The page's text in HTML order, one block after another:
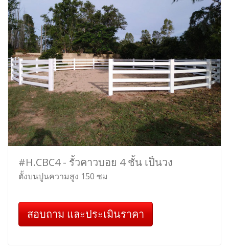
#H.CBC4 - รั้วคาวบอย 4 ชั้น เป็นวง
ตั้งบนปูนความสูง 150 ซม
สอบถาม และประเมินราคา